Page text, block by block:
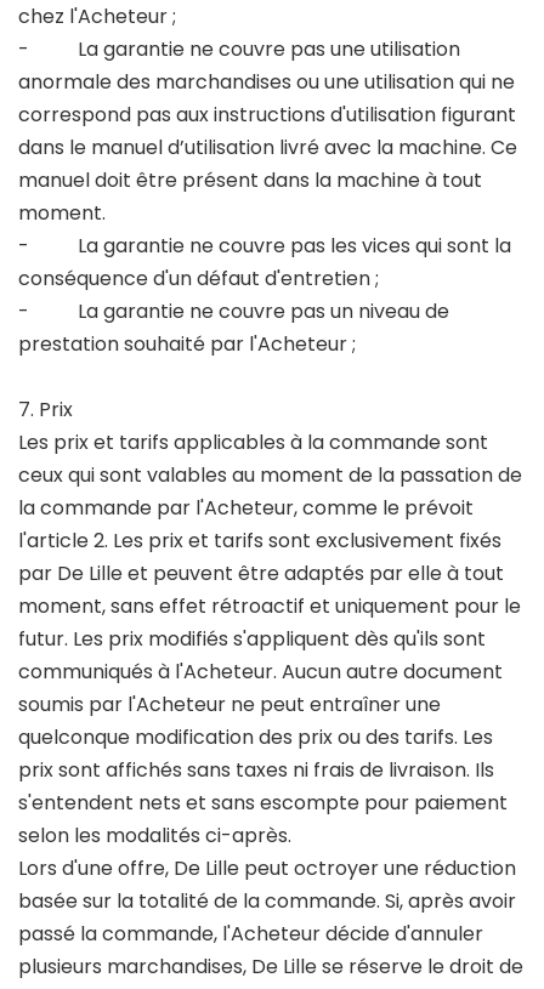
chez l'Acheteur ;
- La garantie ne couvre pas une utilisation
anormale des marchandises ou une utilisation qui ne
correspond pas aux instructions d'utilisation figurant
dans le manuel d’utilisation livré avec la machine. Ce
manuel doit être présent dans la machine à tout
moment.
- La garantie ne couvre pas les vices qui sont la
conséquence d'un défaut d'entretien ;
- La garantie ne couvre pas un niveau de
prestation souhaité par l'Acheteur ;
7. Prix
Les prix et tarifs applicables à la commande sont
ceux qui sont valables au moment de la passation de
la commande par l'Acheteur, comme le prévoit
l'article 2. Les prix et tarifs sont exclusivement fixés
par De Lille et peuvent être adaptés par elle à tout
moment, sans effet rétroactif et uniquement pour le
futur. Les prix modifiés s'appliquent dès qu'ils sont
communiqués à l'Acheteur. Aucun autre document
soumis par l'Acheteur ne peut entraîner une
quelconque modification des prix ou des tarifs. Les
prix sont affichés sans taxes ni frais de livraison. Ils
s'entendent nets et sans escompte pour paiement
selon les modalités ci-après.
Lors d'une offre, De Lille peut octroyer une réduction
basée sur la totalité de la commande. Si, après avoir
passé la commande, l'Acheteur décide d'annuler
plusieurs marchandises, De Lille se réserve le droit de